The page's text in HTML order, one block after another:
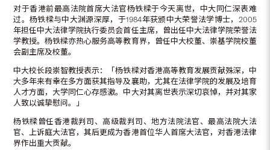
对于香港前最高法院首席大法官杨铁樑于今天离世，中大同仁深表难
过。杨铁樑与中大渊源深厚，于1984年获颁中大荣誉法学博士，2005
年担任中大法律学院执行委员会首任主席，曾出任中大法律学院荣誉法
学教授。杨铁樑亦热心服务高等教育界，曾任中大校董、崇基学院校董
会副主席及校董。
中大校长段崇智教授表示：「杨铁樑对香港高等教育发展贡献殊深，中
大多年来有幸在多方面获其指导及襄助，尤其在法律学院的发展及培育
人才方面，大学同仁心存感激。中大对其离世表示深切哀悼，并对其家
人致以诚挚慰问。」
杨铁樑曾任香港裁判司、高级裁判司、地方法院法官、最高法院大法
官、上诉庭大法官，其后更成为香港首位华人首席大法官，对香港法律
界作出重大贡献。